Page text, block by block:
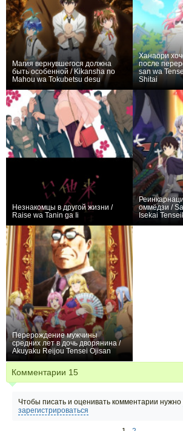
Магия вернувшегося должна
быть особенной / Kikansha no
Mahou wa Tokubetsu desu
Ханаори
после
san wa
Shitai
Незнакомцы в другой жизни /
Raise wa Tanin ga Ii
оммёдзи /
Isekai
Перерождение мужчины
средних лет в дочь дворянина /
Akuyaku Reijou Tensei Ojisan
Комментарии 15
Чтобы писать и оценивать комментарии нужно
зарегистрироваться